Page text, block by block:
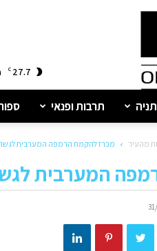
27.7
C
תרבות ופנאי
מהעיר מכרז להקמת הרמפה המערבית
המערבית